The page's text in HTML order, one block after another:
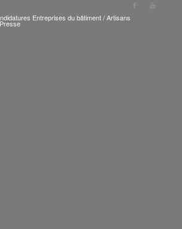
Entreprises du bâtiment / Artisans